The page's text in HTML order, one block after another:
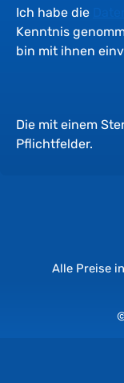
Ich habe die
Kenntnis
bin mit ihnen
Die mit einem
Pflichtfelder.
Alle Preise